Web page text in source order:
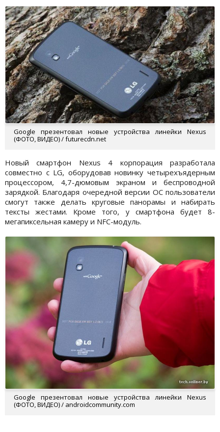
Google презентовал новые устройства линейки Nexus
(ФОТО, ВИДЕО) / futurecdn.net
Новый смартфон Nexus 4 корпорация разработала
совместно с LG, оборудовав новинку четырехъядерным
процессором, 4,7-дюмовым экраном и беспроводной
зарядкой. Благодаря очередной версии ОС пользователи
смогут также делать круговые панорамы и набирать
тексты жестами. Кроме того, у смартфона будет 8-
мегапиксельная камеру и NFC-модуль.
Google презентовал новые устройства линейки Nexus
(ФОТО, ВИДЕО) / androidcommunity.com